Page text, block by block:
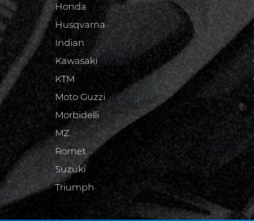
Honda
Husqvarna
Indian
Kawasaki
KTM
Moto Guzzi
Morbidelli
MZ
Romet
Suzuki
Triumph